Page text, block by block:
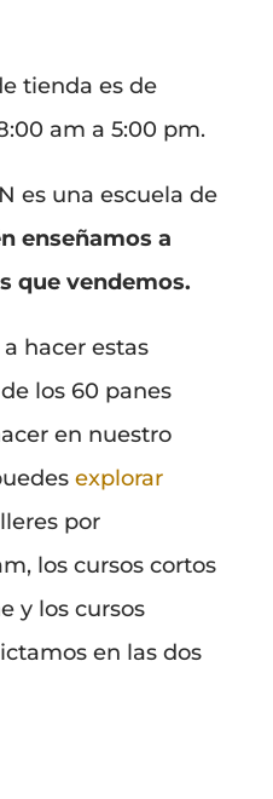
tienda es de
am a 5:00 pm.
es una escuela de
enseñamos a
que vendemos.
hacer estas
los 60 panes
en nuestro
explorar
por
los cursos cortos
y los cursos
en las dos